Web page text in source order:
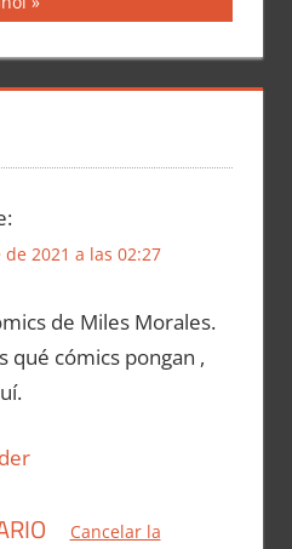
2021 a las 02:27
de Miles Morales.
qué cómics pongan ,
Cancelar la